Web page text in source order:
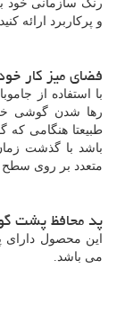
رنگ سازمانی خود
و پرکاربرد ارائه
فضای میز کار
با استفاده از
رها شدن گوشی
طبیعتا هنگامی
باشد با گذشت
متعدد بر روی سطح
پد محافظ پشت
این محصول
می باشد.